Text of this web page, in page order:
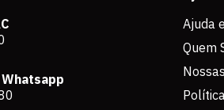
Ajuda
Quem